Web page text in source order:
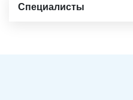
Специалисты